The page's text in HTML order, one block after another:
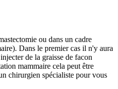
ou dans un cadre
Dans le premier cas il n'y aura
de la graisse de facon
mammaire cela peut être
chirurgien spécialiste pour vous